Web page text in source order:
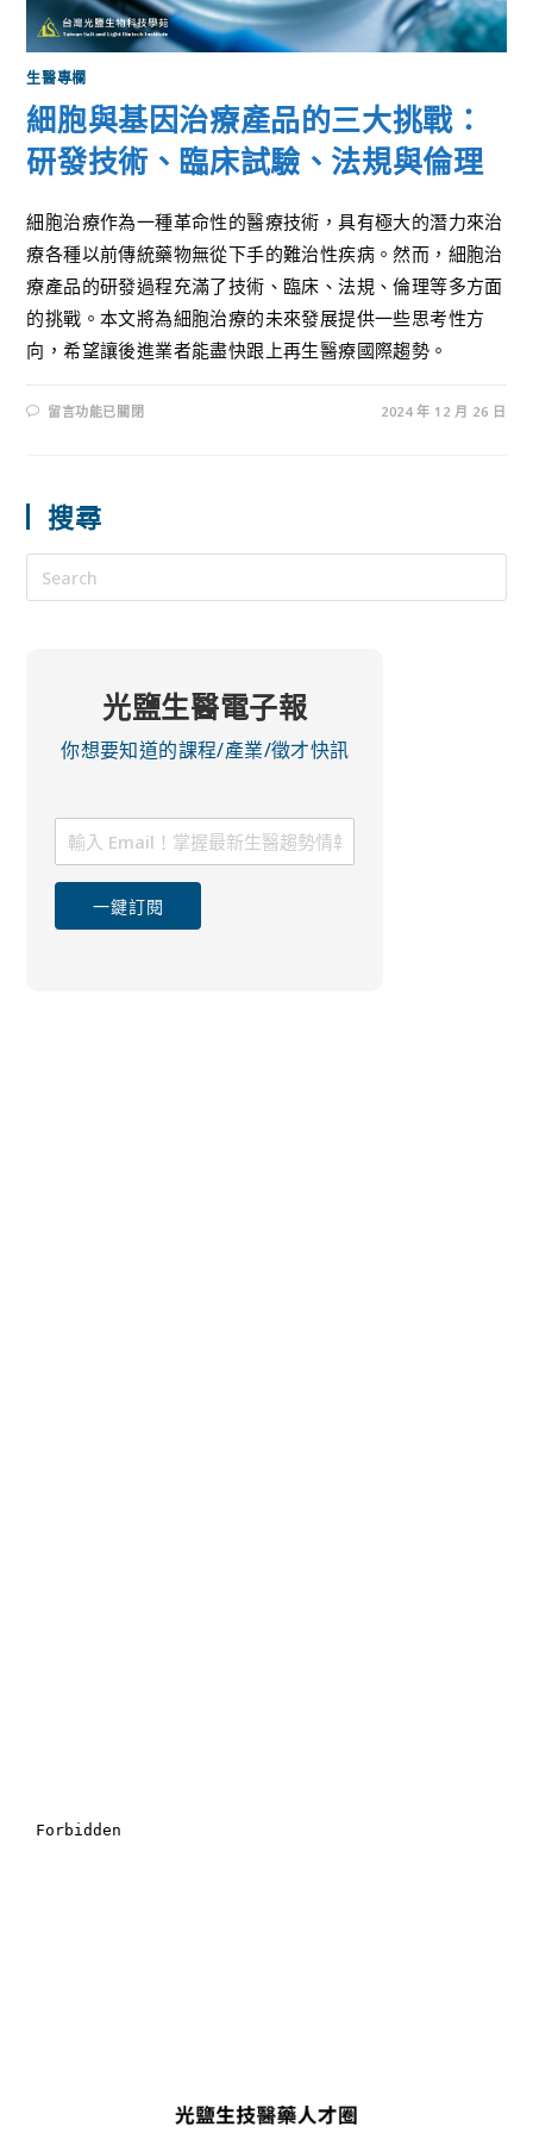
生醫專欄
細胞與基因治療產品的三大挑戰：
研發技術、臨床試驗、法規與倫理
細胞治療作為一種革命性的醫療技術，具有極大的潛力來治
療各種以前傳統藥物無從下手的難治性疾病。然而，細胞治
療產品的研發過程充滿了技術、臨床、法規、倫理等多方面
的挑戰。本文將為細胞治療的未來發展提供一些思考性方
向，希望讓後進業者能盡快跟上再生醫療國際趨勢。
留言功能已關閉 2024 年 12 月 26 日
搜尋
光鹽生醫電子報
你想要知道的課程/產業/徵才快訊
一鍵訂閱